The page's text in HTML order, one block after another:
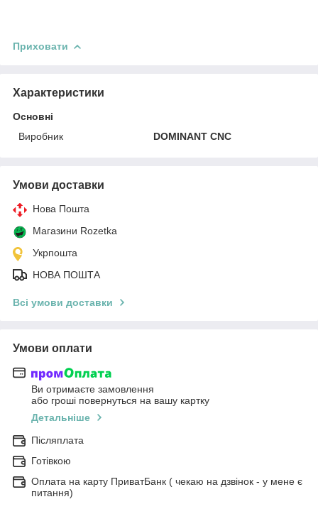
Приховати
Характеристики
Основні
Виробник
DOMINANT CNC
Умови доставки
Нова Пошта
Магазини Rozetka
Укрпошта
НОВА ПОШТА
Всі умови доставки
Умови оплати
Ви отримаєте замовлення
або гроші повернуться на вашу картку
Детальніше
Післяплата
Готівкою
Оплата на карту ПриватБанк ( чекаю на дзвінок - у мене є
питання)